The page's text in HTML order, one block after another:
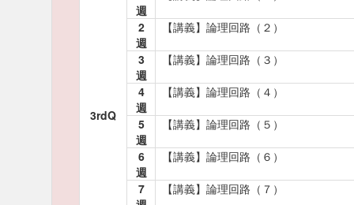
3rdQ
週
2
週
【講義】論理回路（２）
3
週
【講義】論理回路（３）
4
週
【講義】論理回路（４）
5
週
【講義】論理回路（５）
6
週
【講義】論理回路（６）
7
【講義】論理回路（７）